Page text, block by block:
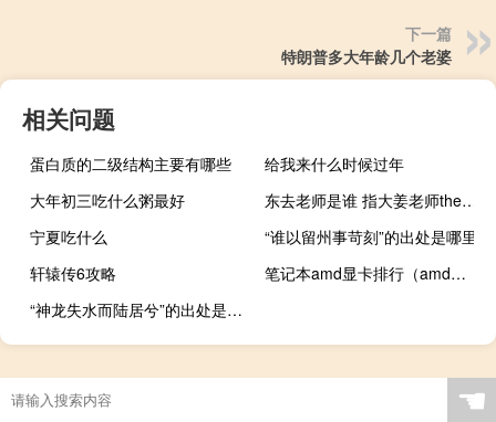
下一篇
特朗普多大年龄几个老婆
相关问题
蛋白质的二级结构主要有哪些
给我来什么时候过年
大年初三吃什么粥最好
东去老师是谁 指大姜老师theshy什么梗
宁夏吃什么
“谁以留州事苛刻”的出处是哪里
轩辕传6攻略
笔记本amd显卡排行（amd及r7及m260显卡怎么样）
“神龙失水而陆居兮”的出处是哪里
☚